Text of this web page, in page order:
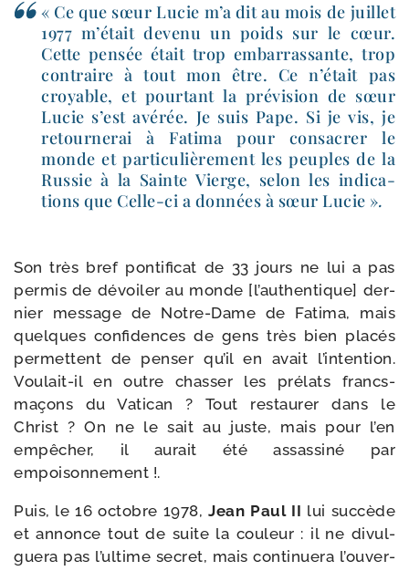
« Ce que sœur Lucie m’a dit au mois de juillet
1977 m’é­tait deve­nu un poids sur le cœur.
Cette pen­sée était trop embar­ras­sante, trop
contraire à tout mon être. Ce n’é­tait pas
croyable, et pour­tant la pré­vi­sion de sœur
Lucie s’est avé­rée. Je suis Pape. Si je vis, je
retour­ne­rai à Fatima pour consa­crer le
monde et par­ti­cu­liè­re­ment les peuples de la
Russie à la Sainte Vierge, selon les indi­ca­
tions que Celle-​ci a don­nées à sœur Lucie ».
Son très bref pon­ti­fi­cat de 33 jours ne lui a pas
per­mis de dévoi­ler au monde [l’au­then­tique] der­
nier mes­sage de Notre-​Dame de Fatima, mais
quelques confi­dences de gens très bien pla­cés
per­mettent de pen­ser qu’il en avait l’in­ten­tion.
Voulait-​il en outre chas­ser les pré­lats francs-​
maçons du Vatican ? Tout res­tau­rer dans le
Christ ? On ne le sait au juste, mais pour l’en
empê­cher, il aurait été assas­si­né par
empoisonnement !.
Puis, le 16 octobre 1978,Jean Paul II lui suc­cède
et annonce tout de suite la cou­leur : il ne divul­
gue­ra pas l’ul­time secret, mais conti­nue­ra l’ou­ver­